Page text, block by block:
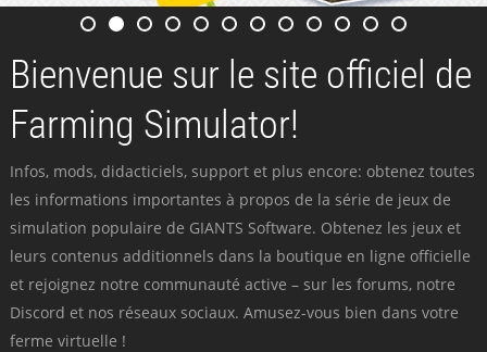
Bienvenue sur le site officiel de
Farming Simulator!
Infos, mods, didacticiels, support et plus encore: obtenez toutes
les informations importantes à propos de la série de jeux de
simulation populaire de GIANTS Software. Obtenez les jeux et
leurs contenus additionnels dans la boutique en ligne officielle
et rejoignez notre communauté active – sur les forums, notre
Discord et nos réseaux sociaux. Amusez-vous bien dans votre
ferme virtuelle !